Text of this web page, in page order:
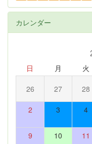
カレンダー
日 月 火
26 27 28
2 3 4
9 10 11